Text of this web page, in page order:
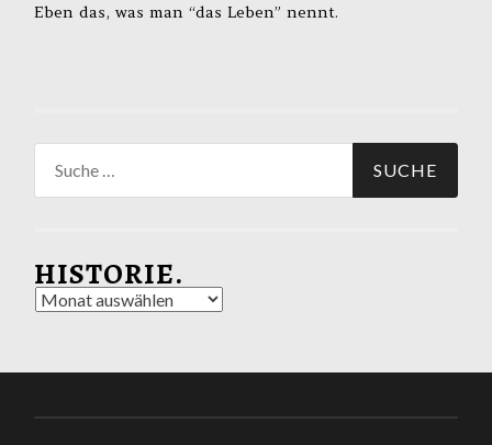
Eben das, was man “das Leben” nennt.
nach:
HISTORIE.
Historie.